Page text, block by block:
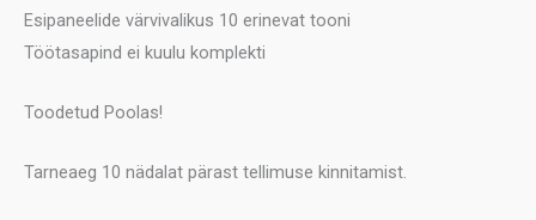
Esipaneelide värvivalikus 10 erinevat tooni
Töötasapind ei kuulu komplekti
Toodetud Poolas!
Tarneaeg 10 nädalat pärast tellimuse kinnitamist.